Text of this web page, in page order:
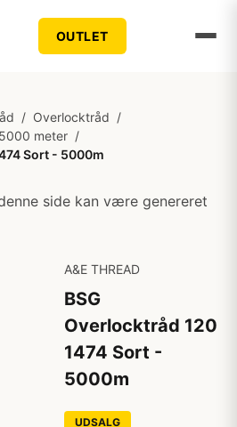
OUTLET
/ Overlocktråd /
meter /
Sort - 5000m
side kan være genereret
A&E THREAD
BSG
Overlocktråd 120
1474 Sort -
5000m
UDSALG